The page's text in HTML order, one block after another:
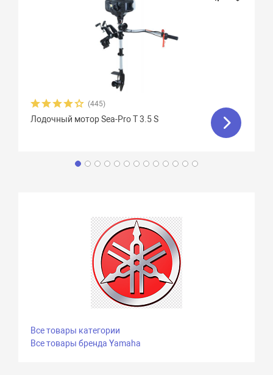
(445)
Лодочный мотор Sea-Pro T 3.5 S
Все товары категории
Все товары бренда Yamaha